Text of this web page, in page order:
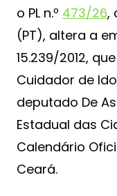
o PL n.º 473/26,
(PT), altera a
15.239/2012,
Cuidador de
deputado De
Estadual das
Calendário
Ceará.